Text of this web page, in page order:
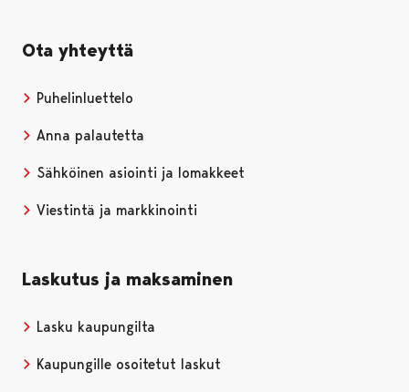
Ota yhteyttä
Puhelinluettelo
Anna palautetta
Sähköinen asiointi ja lomakkeet
Viestintä ja markkinointi
Laskutus ja maksaminen
Lasku kaupungilta
Kaupungille osoitetut laskut